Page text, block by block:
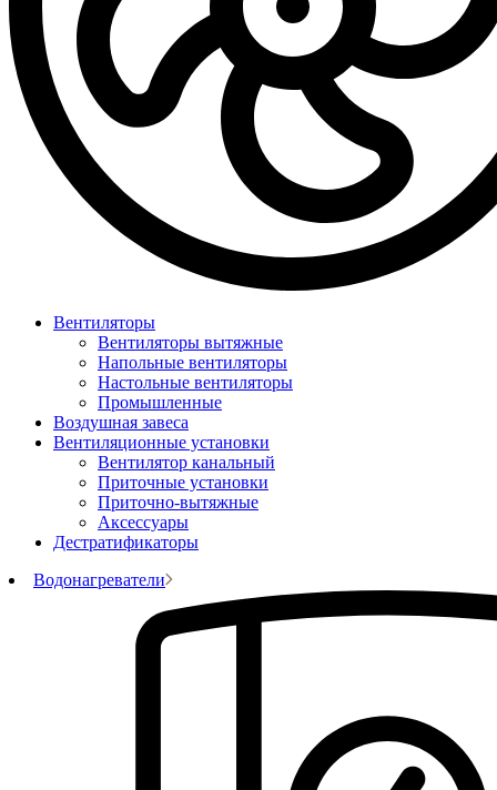
Вентиляторы
Вентиляторы вытяжные
Напольные вентиляторы
Настольные вентиляторы
Промышленные
Воздушная завеса
Вентиляционные установки
Вентилятор канальный
Приточные установки
Приточно-вытяжные
Аксессуары
Дестратификаторы
Водонагреватели